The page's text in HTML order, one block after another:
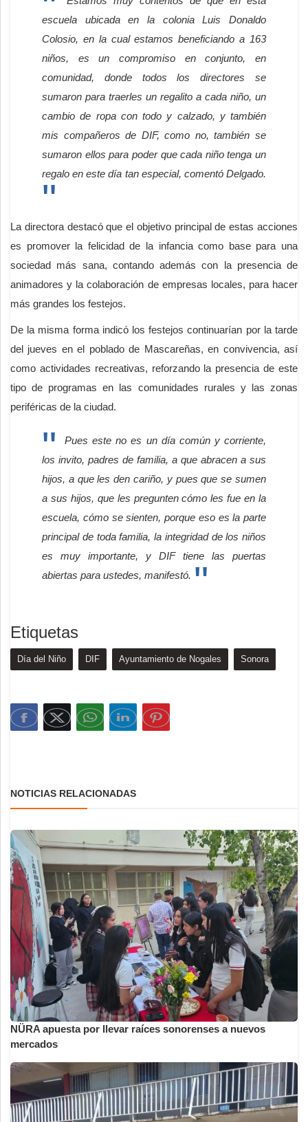
escuela ubicada en la colonia Luis Donaldo
Colosio, en la cual estamos beneficiando a 163
niños, es un compromiso en conjunto, en
comunidad, donde todos los directores se
sumaron para traerles un regalito a cada niño, un
cambio de ropa con todo y calzado, y también
mis compañeros de DIF, como no, también se
sumaron ellos para poder que cada niño tenga un
regalo en este día tan especial, comentó Delgado.
La directora destacó que el objetivo principal de estas acciones
es promover la felicidad de la infancia como base para una
sociedad más sana, contando además con la presencia de
animadores y la colaboración de empresas locales, para hacer
más grandes los festejos.
De la misma forma indicó los festejos continuarían por la tarde
del jueves en el poblado de Mascareñas, en convivencia, así
como actividades recreativas, reforzando la presencia de este
tipo de programas en las comunidades rurales y las zonas
periféricas de la ciudad.
Pues este no es un día común y corriente,
los invito, padres de familia, a que abracen a sus
hijos, a que les den cariño, y pues que se sumen
a sus hijos, que les pregunten cómo les fue en la
escuela, cómo se sienten, porque eso es la parte
principal de toda familia, la integridad de los niños
es muy importante, y DIF tiene las puertas
abiertas para ustedes, manifestó.
Etiquetas
Día del Niño DIF Ayuntamiento de Nogales Sonora
NOTICIAS RELACIONADAS
NÜRA apuesta por llevar raíces sonorenses a nuevos
mercados